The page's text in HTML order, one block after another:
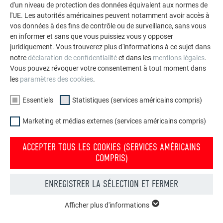
Nous vous présentons un montage photo de l’aspect
qu’aurait votre maison avec une toiture ou une façade
d'un niveau de protection des données équivalent aux normes de
l'UE. Les autorités américaines peuvent notamment avoir accès à
vos données à des fins de contrôle ou de surveillance, sans vous
en informer et sans que vous puissiez vous y opposer
juridiquement. Vous trouverez plus d'informations à ce sujet dans
notredéclaration de confidentialitéet dans les mentions légales.
Vous pouvez révoquer votre consentement à tout moment dans
les paramètres des cookies.
Essentiels Statistiques (services américains compris)
Marketing et médias externes (services américains compris)
ACCEPTER TOUS LES COOKIES (SERVICES AMÉRICAINS
COMPRIS)
ENREGISTRER LA SÉLECTION ET FERMER
Afficher plus d'informations